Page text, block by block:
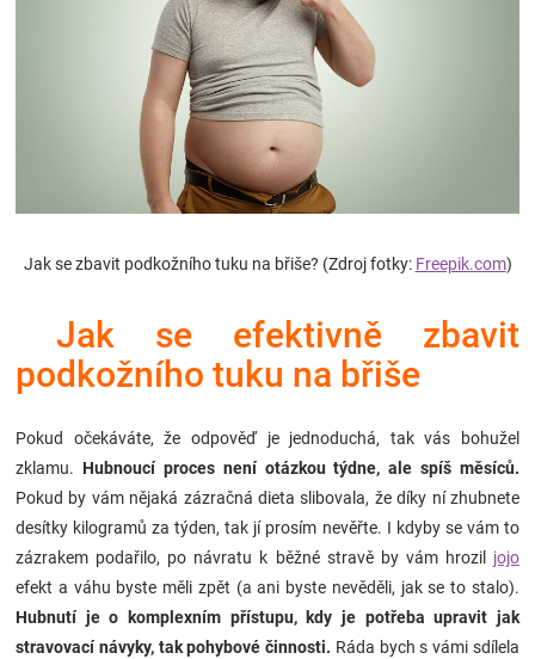
Značky
Hračkářství
Jak se zbavit podkožního tuku na břiše? (Zdroj fotky: Freepik.com)
Jak se efektivně zbavit
podkožního tuku na břiše
Pokud očekáváte, že odpověď je jednoduchá, tak vás bohužel
zklamu. Hubnoucí proces není otázkou týdne, ale spíš měsíců.
Pokud by vám nějaká zázračná dieta slibovala, že díky ní zhubnete
desítky kilogramů za týden, tak jí prosím nevěřte. I kdyby se vám to
zázrakem podařilo, po návratu k běžné stravě by vám hrozil jojo
efekt a váhu byste měli zpět (a ani byste nevěděli, jak se to stalo).
Hubnutí je o komplexním přístupu, kdy je potřeba upravit jak
stravovací návyky, tak pohybové činnosti. Ráda bych s vámi sdílela